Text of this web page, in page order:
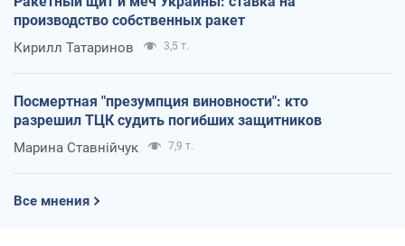
производство собственных ракет
Кирилл Татаринов 3,5 т.
Посмертная "презумпция виновности": кто
разрешил ТЦК судить погибших защитников
Марина Ставнійчук 7,9 т.
Все мнения